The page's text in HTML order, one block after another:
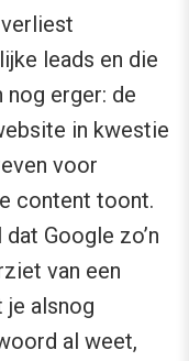
leads en die
erger: de
in kwestie
voor
content toont.
Google zo’n
van een
je alsnog
al weet,